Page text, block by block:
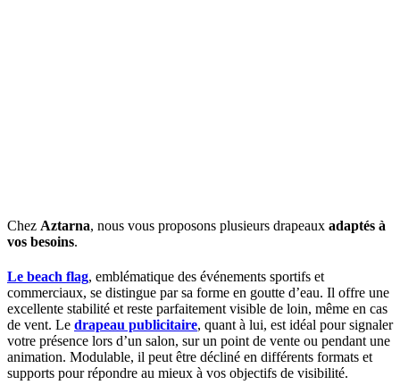
Chez Aztarna, nous vous proposons plusieurs drapeaux adaptés à
vos besoins.
Le beach flag, emblématique des événements sportifs et
commerciaux, se distingue par sa forme en goutte d’eau. Il offre une
excellente stabilité et reste parfaitement visible de loin, même en cas
de vent. Le drapeau publicitaire, quant à lui, est idéal pour signaler
votre présence lors d’un salon, sur un point de vente ou pendant une
animation. Modulable, il peut être décliné en différents formats et
supports pour répondre au mieux à vos objectifs de visibilité.